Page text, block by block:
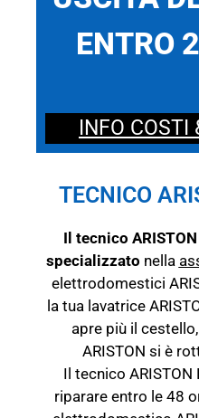
ENTRO
INFO COSTI
TECNICO
Il tecnico
specializzato nella
elettrodomestici
la tua lavatrice
apre più il
ARISTON si è
Il tecnico
riparare entro le 48